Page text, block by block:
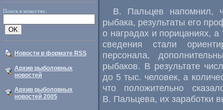
Поиск в новостях:
Новости в формате RSS
Архив рыболовных
новостей
Архив рыболовных
новостей 2005
В. Пальцев напомнил,
рыбака, результаты его
о наградах и порицаниях,
сведения стали
персонала,
рыбаков. В результате
до 5 тыс. человек, а
что положительно
В. Пальцева, их заработки